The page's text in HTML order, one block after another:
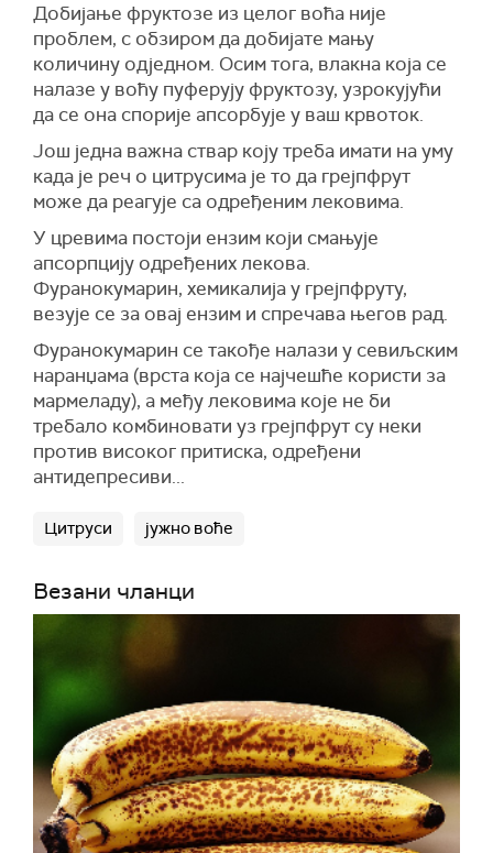
Добијање фруктозе из целог воћа није
проблем, с обзиром да добијате мању
количину одједном. Осим тога, влакна која се
налазе у воћу пуферују фруктозу, узрокујући
да се она спорије апсорбује у ваш крвоток.
Још једна важна ствар коју треба имати на уму
када је реч о цитрусима је то да грејпфрут
може да реагује са одређеним лековима.
У цревима постоји ензим који смањује
апсорпцију одређених лекова.
Фуранокумарин, хемикалија у грејпфруту,
везује се за овај ензим и спречава његов рад.
Фуранокумарин се такође налази у севиљским
наранџама (врста која се најчешће користи за
мармеладу), а међу лековима које не би
требало комбиновати уз грејпфрут су неки
против високог притиска, одређени
антидепресиви...
Цитруси јужно воће
Везани чланци